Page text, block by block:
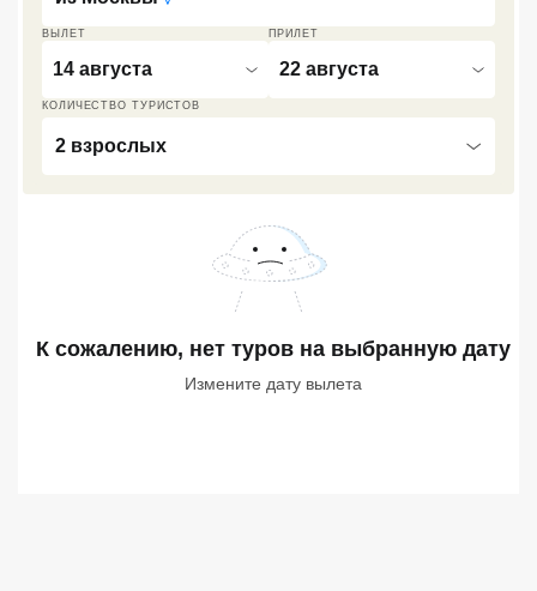
ВЫЛЕТ
14 августа
ПРИЛЕТ
22 августа
КОЛИЧЕСТВО ТУРИСТОВ
2 взрослых
К сожалению, нет туров на выбранную дату
Измените дату вылета
VIP отели 5 звезд
ТОП 10 лучших отелей 5*
ТОП 10 недорогих отелей
Лучшие отели 3* звезды